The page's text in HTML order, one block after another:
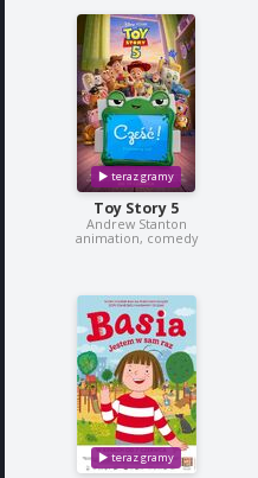
Toy Story 5
Andrew Stanton
animation, comedy